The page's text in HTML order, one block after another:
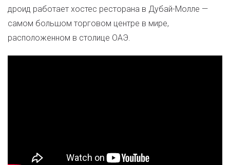
дроид работает хостес ресторана в Дубай-Молле —
самом большом торговом центре в мире,
расположенном в столице ОАЭ.